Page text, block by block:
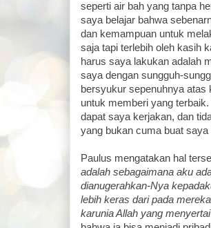
seperti air bah yang tanpa
saya belajar bahwa
dan kemampuan untuk
saja tapi terlebih oleh kasih
harus saya lakukan adalah
saya dengan sungguh-
bersyukur sepenuhnya
untuk memberi yang
dapat saya kerjakan, dan
yang bukan cuma buat
Paulus mengatakan hal
adalah sebagaimana aku
dianugerahkan-Nya
lebih keras dari pada
karunia Allah yang